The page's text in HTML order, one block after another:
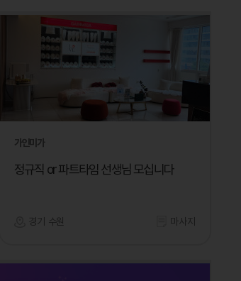
가인미가
정규직 or 파트타임 선생님 모십니다
경기 수원 마사지